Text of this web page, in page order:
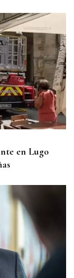
en Lugo